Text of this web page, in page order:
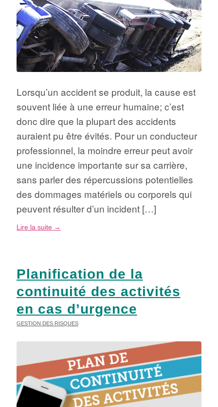
Lorsqu’un accident se produit, la cause est
souvent liée à une erreur humaine; c’est
donc dire que la plupart des accidents
auraient pu être évités. Pour un conducteur
professionnel, la moindre erreur peut avoir
une incidence importante sur sa carrière,
sans parler des répercussions potentielles
des dommages matériels ou corporels qui
peuvent résulter d’un incident […]
Lire la suite→
Planification de la
continuité des activités
en cas d’urgence
GESTION DES RISQUES